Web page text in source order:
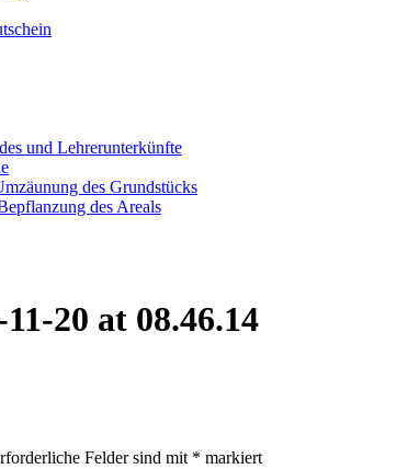
und Lehrerunterkünfte
des Grundstücks
des Areals
20 at 08.46.14
Felder sind mit * markiert